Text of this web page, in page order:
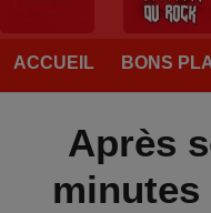
ACCUEIL BONS
Après
minutes